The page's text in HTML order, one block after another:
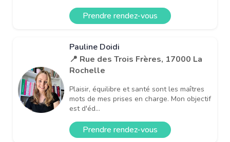
Prendre rendez-vous
Pauline Doidi
📍 Rue des Trois Frères, 17000 La
Rochelle
Plaisir, équilibre et santé sont les maîtres
mots de mes prises en charge. Mon objectif
est d'éd...
Prendre rendez-vous